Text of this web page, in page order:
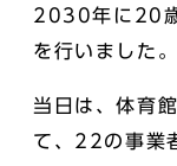
2030年に20
を行いました。
当日は、体育
て、22の事業